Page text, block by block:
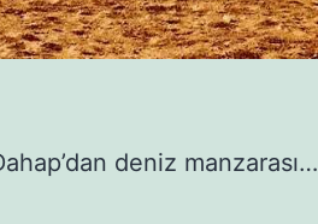
deniz manzarası…